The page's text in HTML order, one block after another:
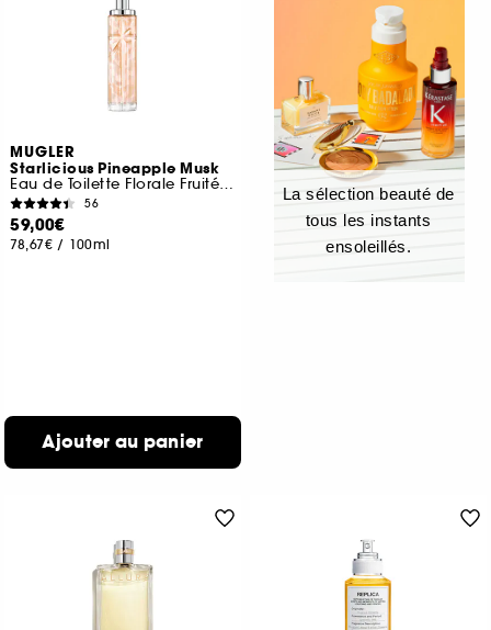
MUGLER
Starlicious Pineapple Musk
Eau de Toilette Florale Fruitée Gourmande
56
59,00€
78,67€ / 100ml
Ajouter au panier
La sélection beauté de
tous les instants
ensoleillés.